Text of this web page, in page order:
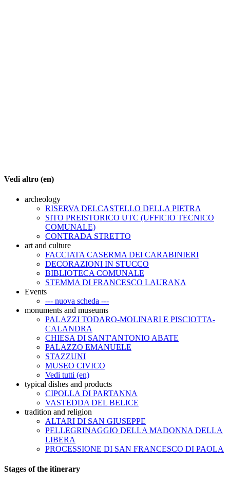
Vedi altro (en)
archeology
RISERVA DELCASTELLO DELLA PIETRA
SITO PREISTORICO UTC (UFFICIO TECNICO
COMUNALE)
CONTRADA STRETTO
art and culture
FACCIATA CASERMA DEI CARABINIERI
DECORAZIONI IN STUCCO
BIBLIOTECA COMUNALE
STEMMA DI FRANCESCO LAURANA
Events
--- nuova scheda ---
monuments and museums
PALAZZI TODARO-MOLINARI E PISCIOTTA-
CALANDRA
CHIESA DI SANT'ANTONIO ABATE
PALAZZO EMANUELE
STAZZUNI
MUSEO CIVICO
Vedi tutti (en)
typical dishes and products
CIPOLLA DI PARTANNA
VASTEDDA DEL BELICE
tradition and religion
ALTARI DI SAN GIUSEPPE
PELLEGRINAGGIO DELLA MADONNA DELLA
LIBERA
PROCESSIONE DI SAN FRANCESCO DI PAOLA
Stages of the itinerary